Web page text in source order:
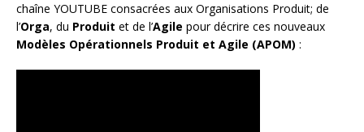
chaîne YOUTUBE consacrées aux Organisations Produit; de
l’Orga, du Produit et de l’Agile pour décrire ces nouveaux
Modèles Opérationnels Produit et Agile (APOM) :